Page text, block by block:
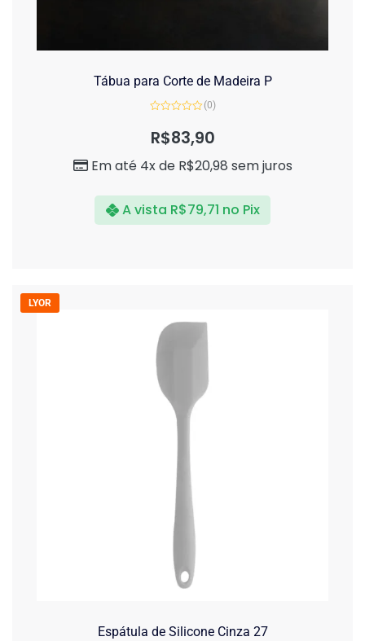
Tábua para Corte de Madeira P
de
(0)
R$83,90
Em até 4x de R$20,98 sem juros
A vista R$79,71 no Pix
LYOR
Espátula de Silicone Cinza 27